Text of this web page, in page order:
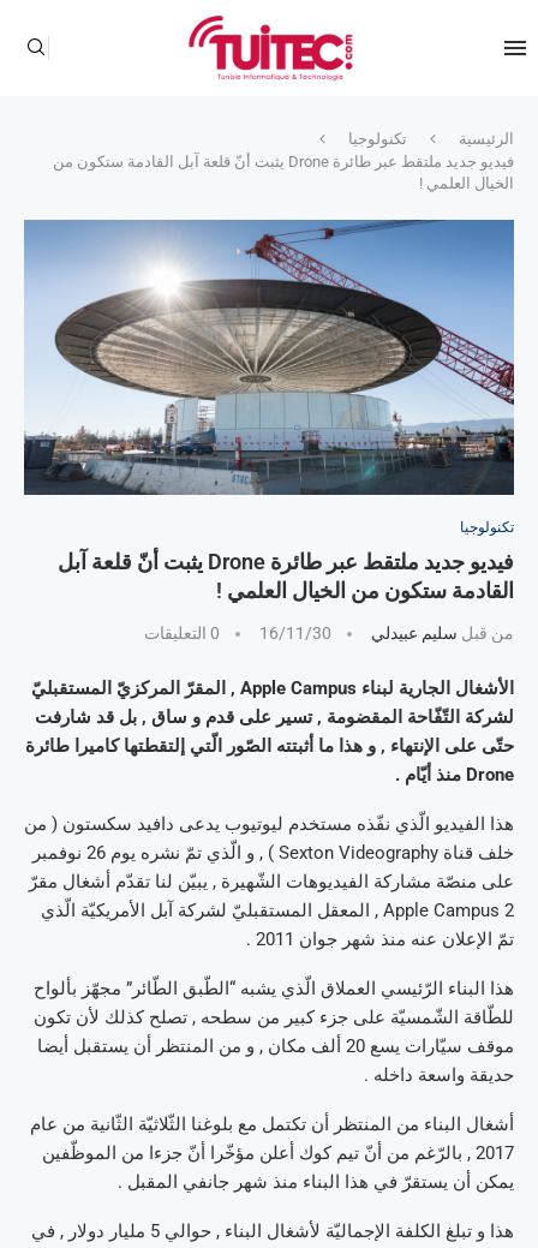
الرئيسية
تكنولوجيا
فيديو جديد ملتقط عبر طائرة Drone يثبت أنّ قلعة آبل القادمة ستكون من
الخيال العلمي !
تكنولوجيا
فيديو جديد ملتقط عبر طائرة Drone يثبت أنّ قلعة آبل
القادمة ستكون من الخيال العلمي !
من قبل سليم عبيدلي 16/11/30 0 التعليقات
الأشغال الجارية لبناء Apple Campus , المقرّ المركزيّ المستقبليّ
لشركة التّفّاحة المقضومة , تسير على قدم و ساق , بل قد شارفت
حتّى على الإنتهاء , و هذا ما أثبتته الصّور الّتي إلتقطتها كاميرا طائرة
Drone منذ أيّام .
هذا الفيديو الّذي نفّذه مستخدم ليوتيوب يدعى دافيد سكستون ( من
خلف قناة Sexton Videography ) , و الّذي تمّ نشره يوم 26 نوفمبر
على منصّة مشاركة الفيديوهات الشّهيرة , يبيّن لنا تقدّم أشغال مقرّ
Apple Campus 2 , المعقل المستقبليّ لشركة آبل الأمريكيّة الّذي
تمّ الإعلان عنه منذ شهر جوان 2011 .
هذا البناء الرّئيسي العملاق الّذي يشبه “الطّبق الطّائر” مجهّز بألواح
للطّاقة الشّمسيّة على جزء كبير من سطحه , تصلح كذلك لأن تكون
موقف سيّارات يسع 20 ألف مكان , و من المنتظر أن يستقبل أيضا
حديقة واسعة داخله .
أشغال البناء من المنتظر أن تكتمل مع بلوغنا الثّلاثيّة الثّانية من عام
2017 , بالرّغم من أنّ تيم كوك أعلن مؤخّرا أنّ جزءا من الموظّفين
يمكن أن يستقرّ في هذا البناء منذ شهر جانفي المقبل .
هذا و تبلغ الكلفة الإجماليّة لأشغال البناء , حوالي 5 مليار دولار , في